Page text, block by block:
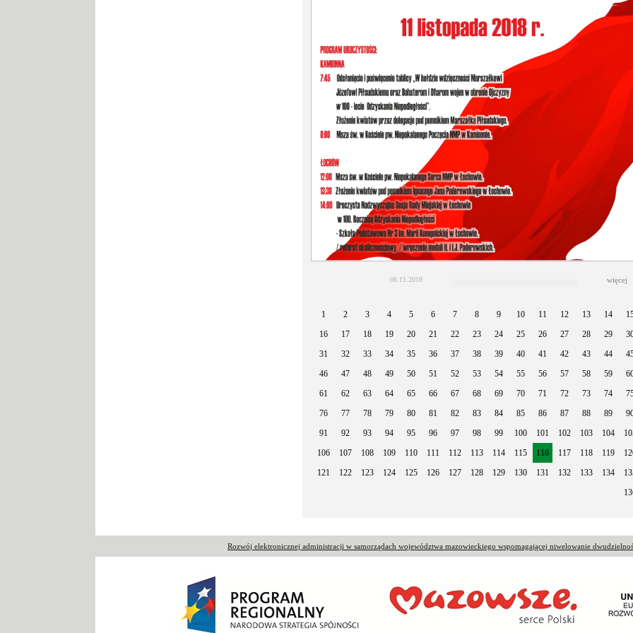
06.11.2018 więcej
1 2 3 4 5 6 7 8 9 10 11 12 13 14
16
17 18 19 20 21 22 23 24 25 26 27 28 29
31
32 33 34 35 36 37 38 39 40 41 42 43 44
46
47 48 49 50 51 52 53 54 55 56 57 58 59
61
62 63 64 65 66 67 68 69 70 71 72 73 74
76
77 78 79 80 81 82 83 84 85 86 87 88 89
91
92 93 94 95 96 97 98 99 100 101 102 103 104
106
107 108 109 110 111 112 113 114 115 116 117 118 119
121
122 123 124 125 126 127 128 129 130 131 132 133 134
Rozwój elektronicznej administracji w samorządach województwa mazowieckiego wspomagającej niwelowanie